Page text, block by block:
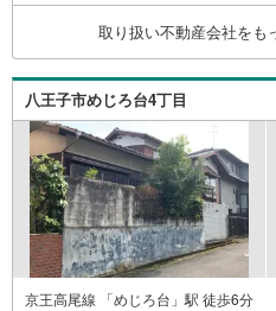
せて頂きます！ /他社様
でお気軽にお問い合わせ
で、お車でのお越しも大
取り扱い不動産会社をも
八王子市めじろ台4丁目
京王高尾線 「めじろ台」駅 徒歩6分